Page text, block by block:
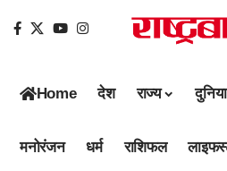
Home देश राज्य दुनिया
मनोरंजन धर्म राशिफल